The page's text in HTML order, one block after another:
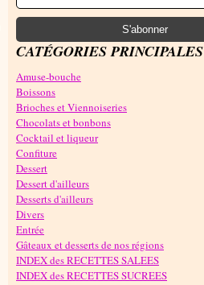
CATÉGORIES PRINCIPALES
Amuse-bouche
Boissons
Brioches et Viennoiseries
Chocolats et bonbons
Cocktail et liqueur
Confiture
Dessert
Dessert d'ailleurs
Desserts d'ailleurs
Divers
Entrée
Gâteaux et desserts de nos régions
INDEX des RECETTES SALEES
INDEX des RECETTES SUCREES